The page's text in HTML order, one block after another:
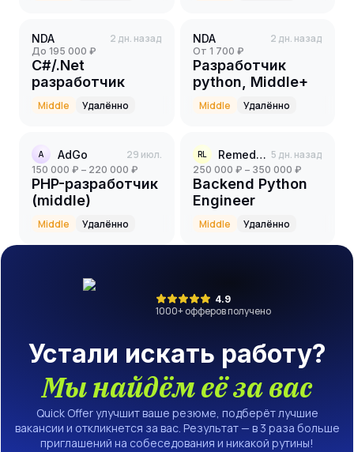
NDA 2 дн. назад
до 195 000 ₽
C#/.Net
разработчик
Middle Удалённо
NDA 2 дн. назад
от 1 700 ₽
Разработчик
python, Middle+
Middle Удалённо
A AdGo 29 июл.
150 000 ₽ – 220 000 ₽
PHP-разработчик
(middle)
Middle Удалённо
RL Remedy Logic 5 дн. назад
250 000 ₽ – 350 000 ₽
Backend Python
Engineer
Middle Удалённо
4.9
1000+ офферов получено
Устали искать работу?
Мы найдём её за вас
Quick Offer улучшит ваше резюме, подберёт лучшие
вакансии и откликнется за вас. Результат — в 3 раза больше
приглашений на собеседования и никакой рутины!